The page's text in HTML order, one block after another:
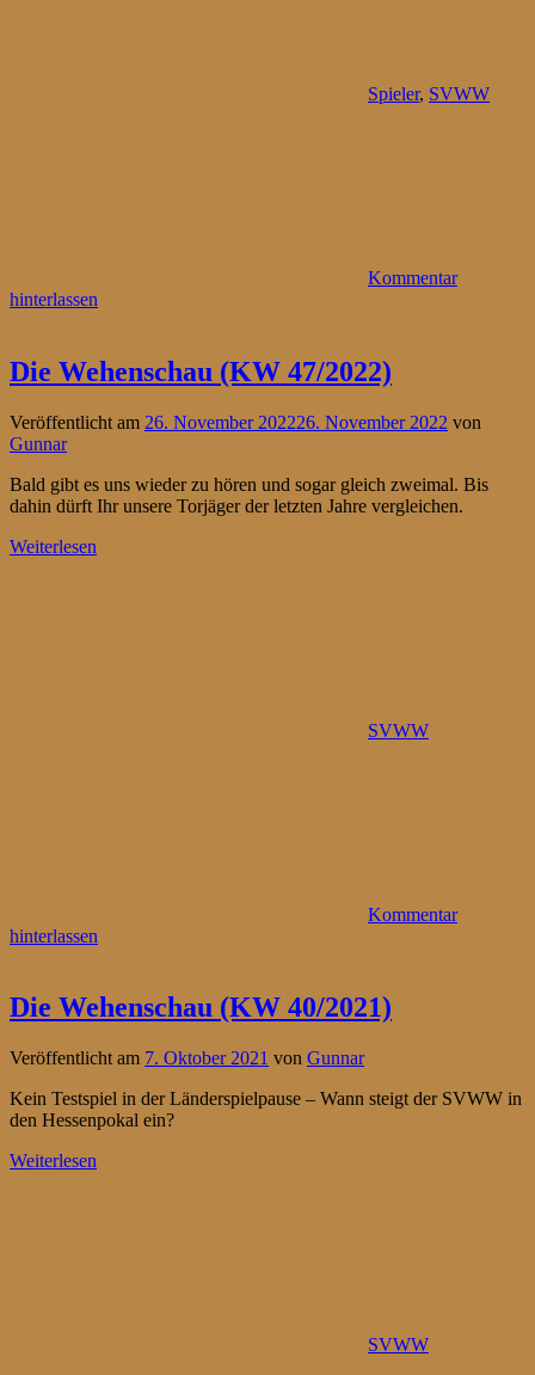
Spieler, SVWW
Kommentar
hinterlassen
Die Wehenschau (KW 47/2022)
Veröffentlicht am 26. November 202226. November 2022 von
Gunnar
Bald gibt es uns wieder zu hören und sogar gleich zweimal. Bis
dahin dürft Ihr unsere Torjäger der letzten Jahre vergleichen.
Weiterlesen
SVWW
Kommentar
hinterlassen
Die Wehenschau (KW 40/2021)
Veröffentlicht am 7. Oktober 2021 von Gunnar
Kein Testspiel in der Länderspielpause – Wann steigt der SVWW in
den Hessenpokal ein?
Weiterlesen
SVWW